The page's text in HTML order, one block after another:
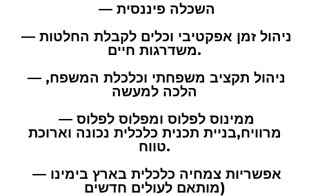
— השכלה פיננסית
— ניהול זמן אפקטיבי וכלים לקבלת החלטות
משדרגות חיים.
— ניהול תקציב משפחתי וכלכלת המשפח,
הלכה למעשה
— ממינוס לפלוס ומפלוס לפלוס
מרוויח,בניית תכנית כלכלית נכונה וארוכת
טווח.
— אפשריות צמחיה כלכלית בארץ בימינו
(מותאם לעולים חדשים